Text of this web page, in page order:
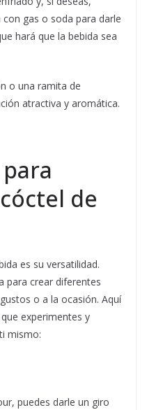
gas o soda para darle
hará que la bebida sea
o una ramita de
atractiva y aromática.
de
es su versatilidad.
para crear diferentes
o a la ocasión. Aquí
experimentes y
mismo:
puedes darle un giro